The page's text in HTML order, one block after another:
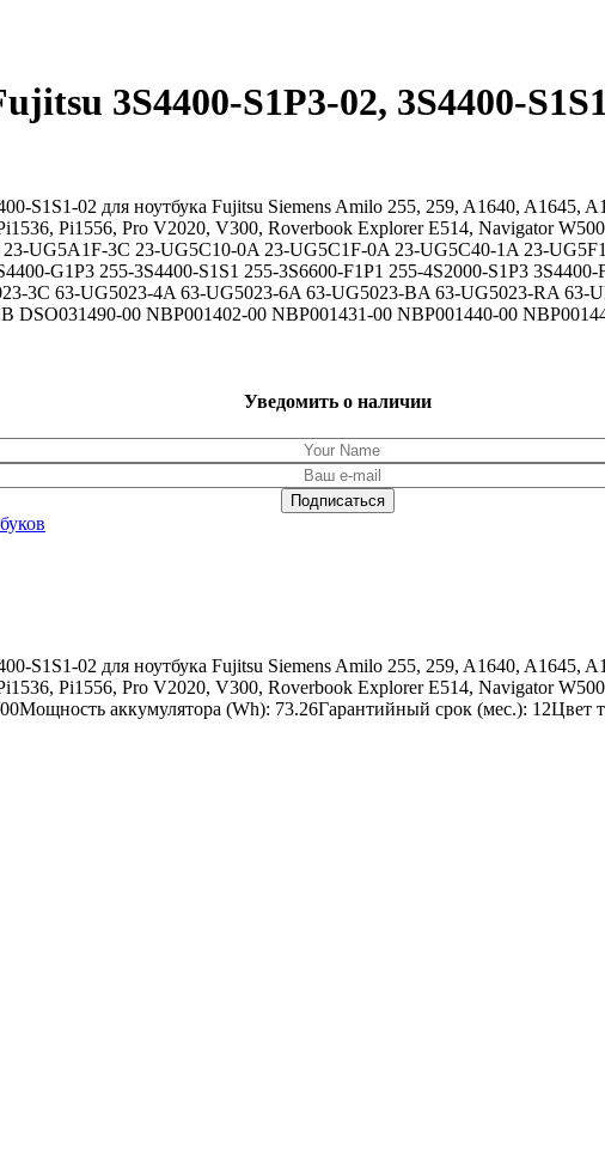
3S4400-S1P3-02, 3S4400-
S1S1-02 для ноутбука Fujitsu Siemens Amilo 255, 259, A1640,
Pi1556, Pro V2020, V300, Roverbook Explorer E514, Navigator
UG5A1F-3C 23-UG5C10-0A 23-UG5C1F-0A 23-UG5C40-1A 23-
G1P3 255-3S4400-S1S1 255-3S6600-F1P1 255-4S2000-S1P3
3C 63-UG5023-4A 63-UG5023-6A 63-UG5023-BA 63-UG5023-RA 63-
DSO031490-00 NBP001402-00 NBP001431-00 NBP001440-00
Уведомить о наличии
S1S1-02 для ноутбука Fujitsu Siemens Amilo 255, 259, A1640,
Pi1556, Pro V2020, V300, Roverbook Explorer E514, Navigator
аккумулятора (Wh): 73.26Гарантийный срок (мес.): 12Цвет